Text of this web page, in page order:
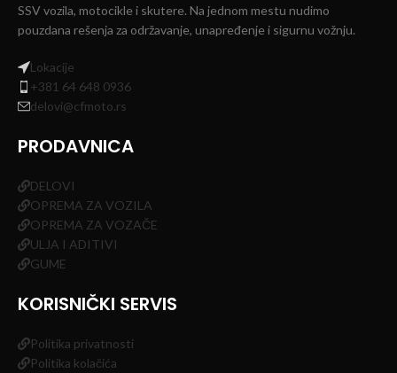
SSV vozila, motocikle i skutere. Na jednom mestu nudimo
pouzdana rešenja za održavanje, unapređenje i sigurnu vožnju.
Lokacije
+381 64 648 0936
delovi@cfmoto.rs
PRODAVNICA
DELOVI
OPREMA ZA VOZILA
OPREMA ZA VOZAČE
ULJA I ADITIVI
GUME
KORISNIČKI SERVIS
Politika privatnosti
Politika kolačića